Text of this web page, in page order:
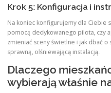
Krok 5: Konfiguracja i
Na koniec konfigurujemy dla Ciebie
pomocą dedykowanego pilota, czy
zmieniać sceny świetlne i jak dbać o
sprawną, olśniewającą instalacją.
Dlaczego
wybierają właśnie